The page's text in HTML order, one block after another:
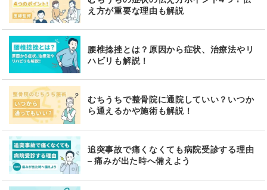
え方が重要な理由も解説
腰椎捻挫とは？原因から症状、治療法やリ
ハビリも解説！
むちうちで整骨院に通院していい？いつか
ら通えるかや施術も解説！
追突事故で痛くなくても病院受診する理由
– 痛みが出た時へ備えよう